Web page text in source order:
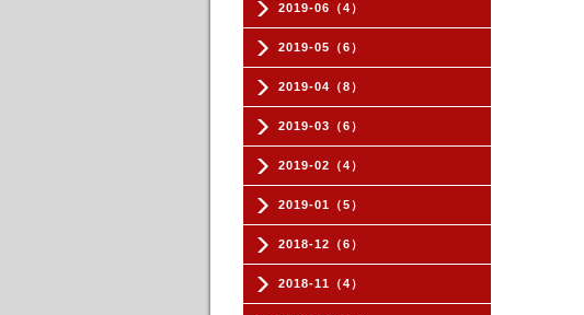
2019-06（4）
2019-05（6）
2019-04（8）
2019-03（6）
2019-02（4）
2019-01（5）
2018-12（6）
2018-11（4）